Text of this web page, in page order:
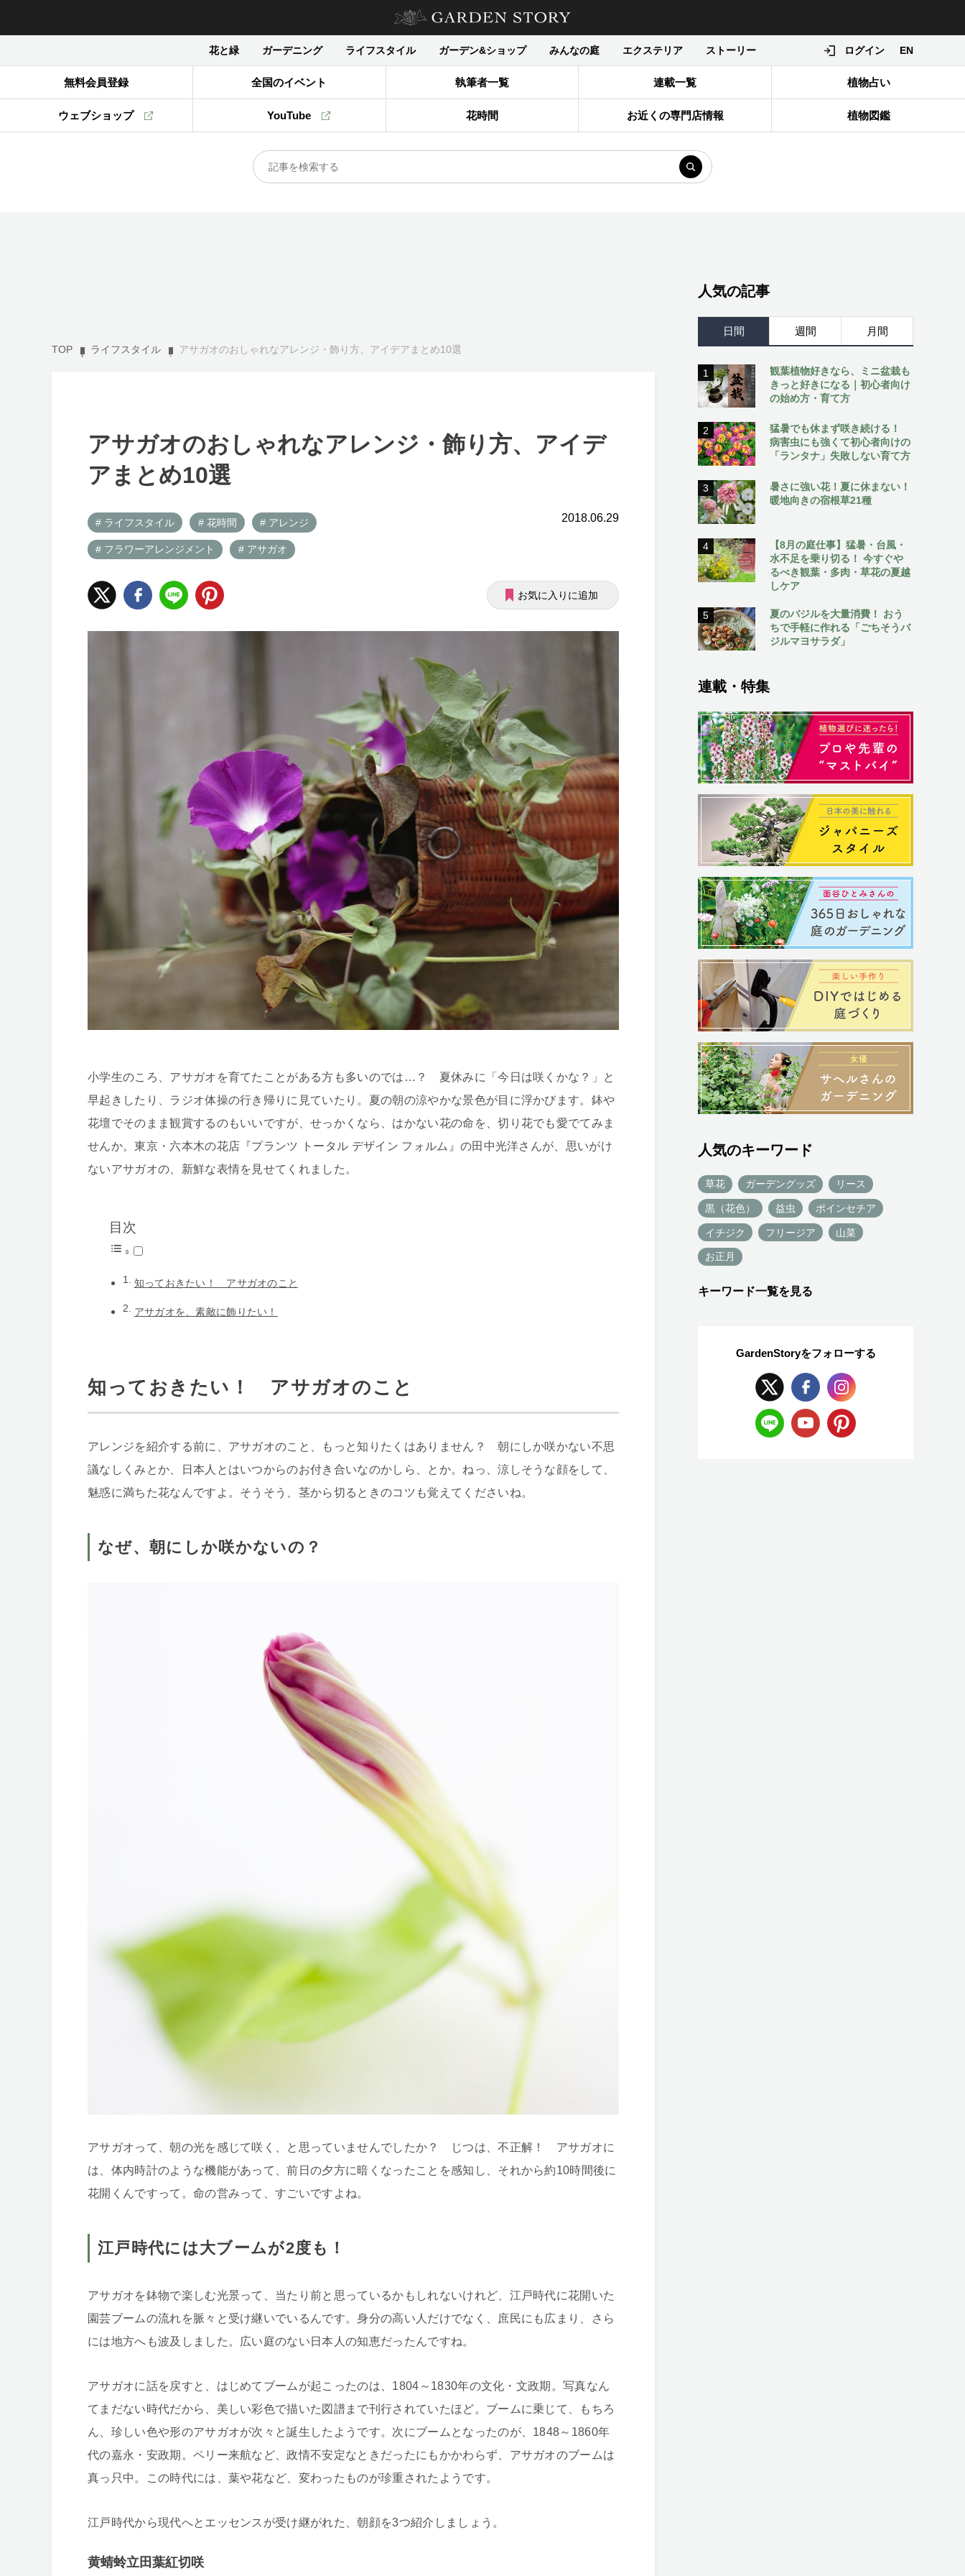
花と緑 ガーデニング ライフスタイル ガーデン&ショップ みんなの庭 エクステリア ストーリー ログイン EN
無料会員登録 全国のイベント 執筆者一覧 連載一覧 植物占い
ウェブショップ YouTube 花時間 お近くの専門店情報 植物図鑑
TOP ライフスタイル アサガオのおしゃれなアレンジ・飾り方、アイデアまとめ10選
アサガオのおしゃれなアレンジ・飾り方、アイデ
アまとめ10選
# ライフスタイル # 花時間 # アレンジ
# フラワーアレンジメント # アサガオ
2018.06.29
お気に入りに追加
小学生のころ、アサガオを育てたことがある方も多いのでは…？ 夏休みに「今日は咲くかな？」と
早起きしたり、ラジオ体操の行き帰りに見ていたり。夏の朝の涼やかな景色が目に浮かびます。鉢や
花壇でそのまま観賞するのもいいですが、せっかくなら、はかない花の命を、切り花でも愛でてみま
せんか。東京・六本木の花店『プランツ トータル デザイン フォルム』の田中光洋さんが、思いがけ
ないアサガオの、新鮮な表情を見せてくれました。
目次
知っておきたい！ アサガオのこと
アサガオを、素敵に飾りたい！
知っておきたい！ アサガオのこと
アレンジを紹介する前に、アサガオのこと、もっと知りたくはありません？ 朝にしか咲かない不思
議なしくみとか、日本人とはいつからのお付き合いなのかしら、とか。ねっ、涼しそうな顔をして、
魅惑に満ちた花なんですよ。そうそう、茎から切るときのコツも覚えてくださいね。
なぜ、朝にしか咲かないの？
アサガオって、朝の光を感じて咲く、と思っていませんでしたか？ じつは、不正解！ アサガオに
は、体内時計のような機能があって、前日の夕方に暗くなったことを感知し、それから約10時間後に
花開くんですって。命の営みって、すごいですよね。
江戸時代には大ブームが2度も！
アサガオを鉢物で楽しむ光景って、当たり前と思っているかもしれないけれど、江戸時代に花開いた
園芸ブームの流れを脈々と受け継いでいるんです。身分の高い人だけでなく、庶民にも広まり、さら
には地方へも波及しました。広い庭のない日本人の知恵だったんですね。
アサガオに話を戻すと、はじめてブームが起こったのは、1804～1830年の文化・文政期。写真なん
てまだない時代だから、美しい彩色で描いた図譜まで刊行されていたほど。ブームに乗じて、もちろ
ん、珍しい色や形のアサガオが次々と誕生したようです。次にブームとなったのが、1848～1860年
代の嘉永・安政期。ペリー来航など、政情不安定なときだったにもかかわらず、アサガオのブームは
真っ只中。この時代には、葉や花など、変わったものが珍重されたようです。
江戸時代から現代へとエッセンスが受け継がれた、朝顔を3つ紹介しましょう。
黄蜻蛉立田葉紅切咲
人気の記事
日間 週間 月間
1
観葉植物好きなら、ミニ盆栽も
きっと好きになる｜初心者向け
の始め方・育て方
2
猛暑でも休まず咲き続ける！
病害虫にも強くて初心者向けの
「ランタナ」失敗しない育て方
3
暑さに強い花！夏に休まない！
暖地向きの宿根草21種
4
【8月の庭仕事】猛暑・台風・
水不足を乗り切る！ 今すぐや
るべき観葉・多肉・草花の夏越
しケア
5
夏のバジルを大量消費！ おう
ちで手軽に作れる「ごちそうバ
ジルマヨサラダ」
連載・特集
人気のキーワード
草花 ガーデングッズ リース
黒（花色） 益虫 ポインセチア
イチジク フリージア 山菜
お正月
キーワード一覧を見る
GardenStoryをフォローする